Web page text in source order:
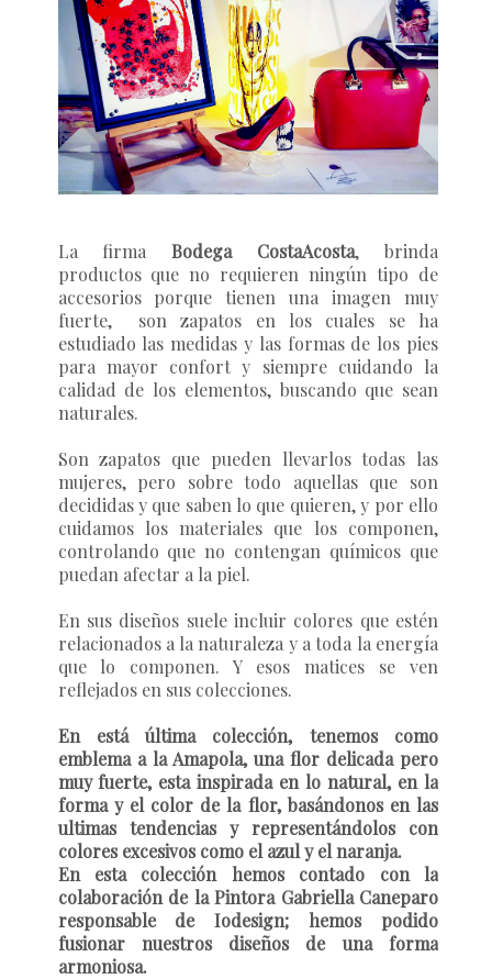
La firmaBodega CostaAcosta, brinda
productos que no requieren ningún tipo de
accesorios porque tienen una imagen muy
fuerte, son zapatos en los cuales se ha
estudiado las medidas y las formas de los pies
para mayor confort y siempre cuidando la
calidad de los elementos, buscando que sean
naturales.
Son zapatos que pueden llevarlos todas las
mujeres, pero sobre todo aquellas que son
decididas y que saben lo que quieren, y por ello
cuidamos los materiales que los componen,
controlando que no contengan químicos que
puedan afectar a la piel.
En sus diseños suele incluir colores que estén
relacionados a la naturaleza y a toda la energía
que lo componen. Y esos matices se ven
reflejados en sus colecciones.
En está última colección, tenemos como
emblema a la Amapola, una flor delicada pero
muy fuerte, esta inspirada en lo natural, en la
forma y el color de la flor, basándonos en las
ultimas tendencias y representándolos con
colores excesivos como el azul y el naranja.
En esta colección hemos contado con la
colaboración de la Pintora Gabriella Caneparo
responsable de Iodesign; hemos podido
fusionar nuestros diseños de una forma
armoniosa.